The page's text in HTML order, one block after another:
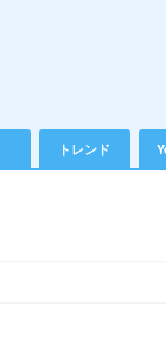
トレンド